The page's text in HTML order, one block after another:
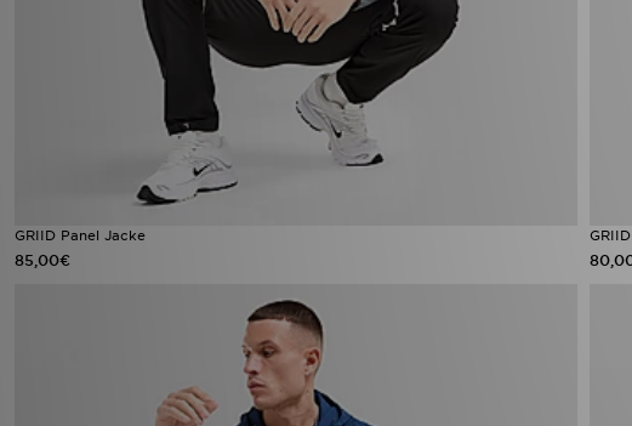
GRIID Panel Jacke
85,00€